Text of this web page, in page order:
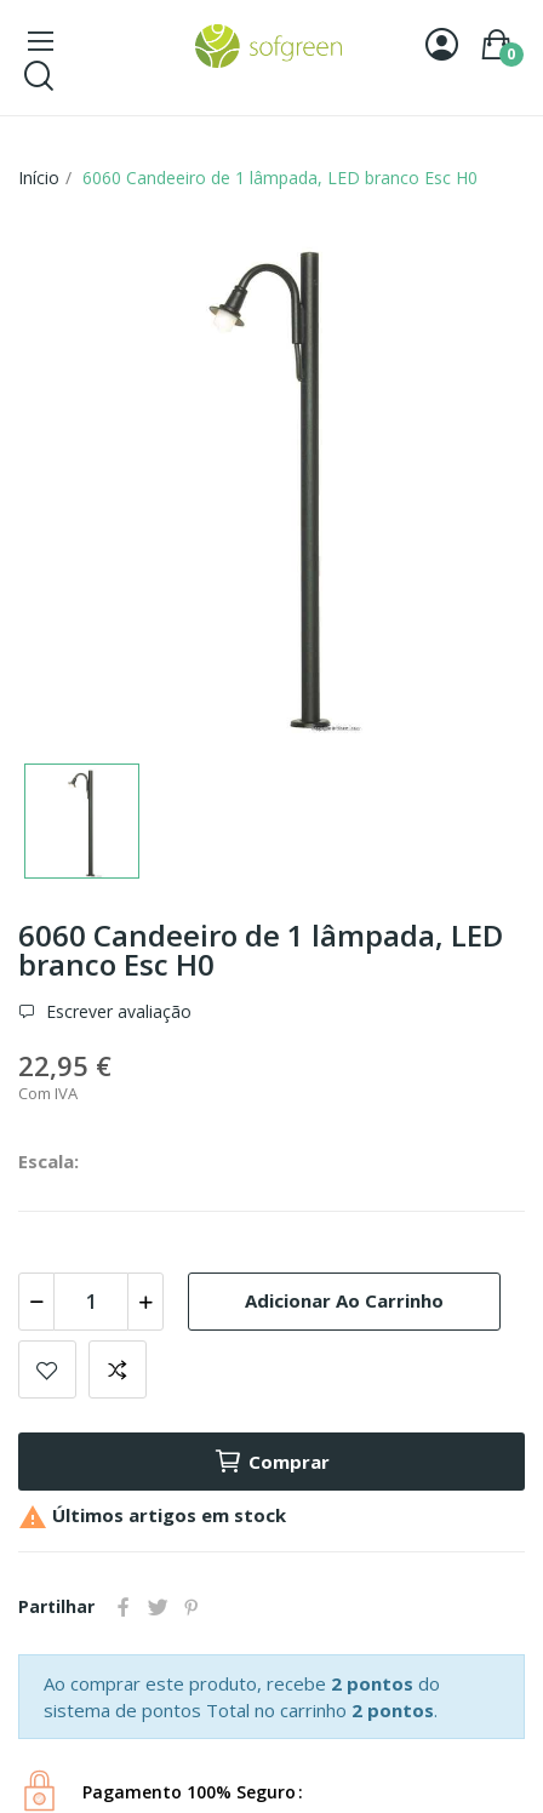
0
Início 6060 Candeeiro de 1 lâmpada, LED branco Esc H0
6060 Candeeiro de 1 lâmpada, LED
branco Esc H0
Escrever avaliação
22,95 €
Com IVA
Escala:
Adicionar Ao Carrinho
Comprar
 Últimos artigos em stock
Partilhar
Ao comprar este produto, recebe 2 pontos do
sistema de pontos Total no carrinho 2 pontos.
Pagamento 100% Seguro